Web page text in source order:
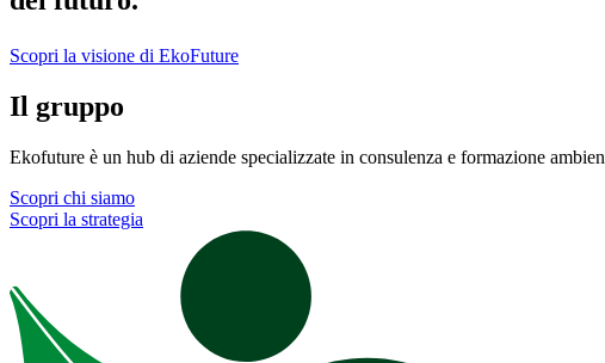
Scopri la visione di EkoFuture
Il gruppo
Ekofuture è un hub di aziende specializzate in consulenza e formazione
Scopri chi siamo
Scopri la strategia